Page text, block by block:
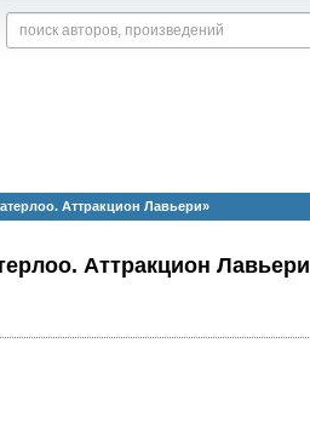
Аттракцион Лавьери»
Аттракцион Лавьери